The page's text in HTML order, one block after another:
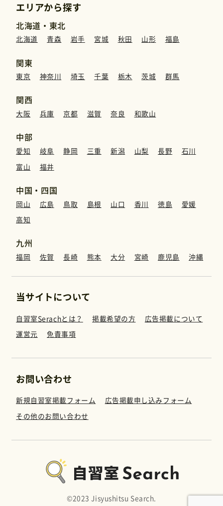
エリアから探す
北海道・東北
北海道 青森 岩手 宮城 秋田 山形 福島
関東
東京 神奈川 埼玉 千葉 栃木 茨城 群馬
関西
大阪 兵庫 京都 滋賀 奈良 和歌山
中部
愛知 岐阜 静岡 三重 新潟 山梨 長野
石川
富山
福井
中国・四国
岡山 広島 鳥取 島根 山口 香川 徳島
愛媛
高知
九州
福岡 佐賀 長崎 熊本 大分 宮崎 鹿児島 沖縄
当サイトについて
自習室Serachとは？ 掲載希望の方
広告掲載について
運営元
免責事項
お問い合わせ
新規自習室掲載フォーム
広告掲載申し込みフォーム
その他のお問い合わせ
©︎2023 Jisyushitsu Search.